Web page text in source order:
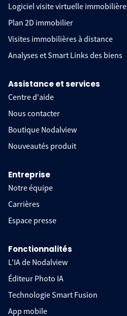
Logiciel visite virtuelle immobilière
Plan 2D immobilier
Visites immobilières à distance
Analyses et Smart Links des biens
Assistance et services
Centre d'aide
Nous contacter
Boutique Nodalview
Nouveautés produit
Entreprise
Notre équipe
Carrières
Espace presse
Fonctionnalités
L'IA de Nodalview
Éditeur Photo IA
Technologie Smart Fusion
App mobile